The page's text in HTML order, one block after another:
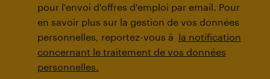
pour l'envoi d'offres d'emploi par email. Pour
en savoir plus sur la gestion de vos données
personnelles, reportez-vous à la notification
concernant le traitement de vos données
personnelles.